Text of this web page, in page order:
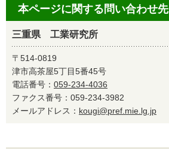
本ページに関する問い合わせ先
三重県 工業研究所
〒514-0819
津市高茶屋5丁目5番45号
電話番号： 059-234-4036
ファクス番号：059-234-3982
メールアドレス： kougi@pref.mie.lg.jp